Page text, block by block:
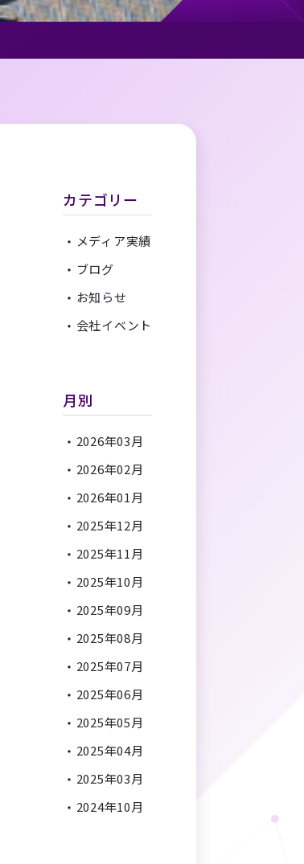
カテゴリー
メディア実績
ブログ
お知らせ
会社イベント
月別
2026年03月
2026年02月
2026年01月
2025年12月
2025年11月
2025年10月
2025年09月
2025年08月
2025年07月
2025年06月
2025年05月
2025年04月
2025年03月
2024年10月